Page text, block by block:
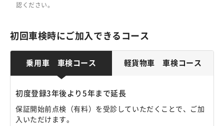
認ください。
初回車検時にご加入できるコース
乗用車 車検コース 軽貨物車 車検コース
初度登録3年後より5年まで延長
保証開始前点検（有料）を受診していただくことで、ご加
入いただけます。